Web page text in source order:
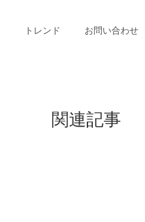
トレンド お問い合わせ
関連記事